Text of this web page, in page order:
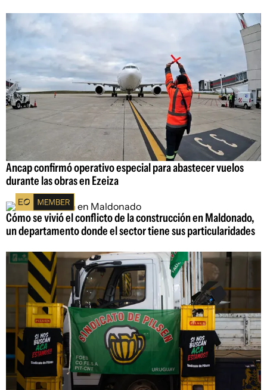
Ancap confirmó operativo especial para abastecer vuelos
durante las obras en Ezeiza
Cómo se vivió el conflicto de la construcción en Maldonado,
un departamento donde el sector tiene sus particularidades